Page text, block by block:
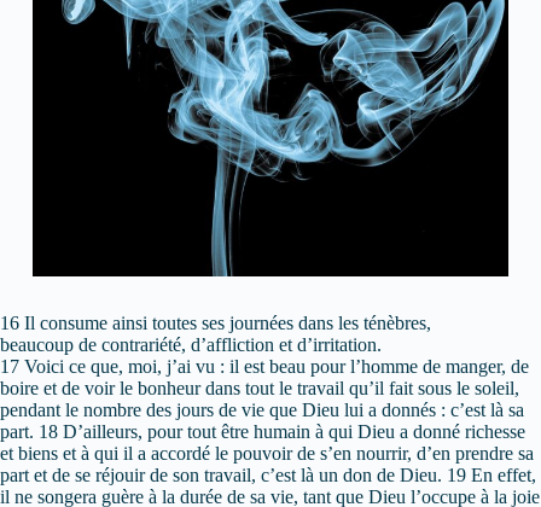
16 Il consume ainsi toutes ses journées dans les ténèbres,
beaucoup de contrariété, d’affliction et d’irritation.
17 Voici ce que, moi, j’ai vu : il est beau pour l’homme de manger, de
boire et de voir le bonheur dans tout le travail qu’il fait sous le soleil,
pendant le nombre des jours de vie que Dieu lui a donnés : c’est là sa
part. 18 D’ailleurs, pour tout être humain à qui Dieu a donné richesse
et biens et à qui il a accordé le pouvoir de s’en nourrir, d’en prendre sa
part et de se réjouir de son travail, c’est là un don de Dieu. 19 En effet,
il ne songera guère à la durée de sa vie, tant que Dieu l’occupe à la joie